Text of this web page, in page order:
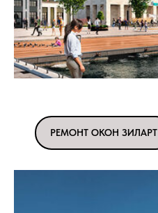
РЕМОНТ ОКОН ЗИЛАРТ